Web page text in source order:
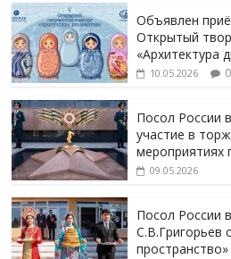
Объявлен
Открытый
«Архитектура
10.05.2026 0
Посол России
участие в
мероприятиях
09.05.2026
Посол России
С.В.Григорьев